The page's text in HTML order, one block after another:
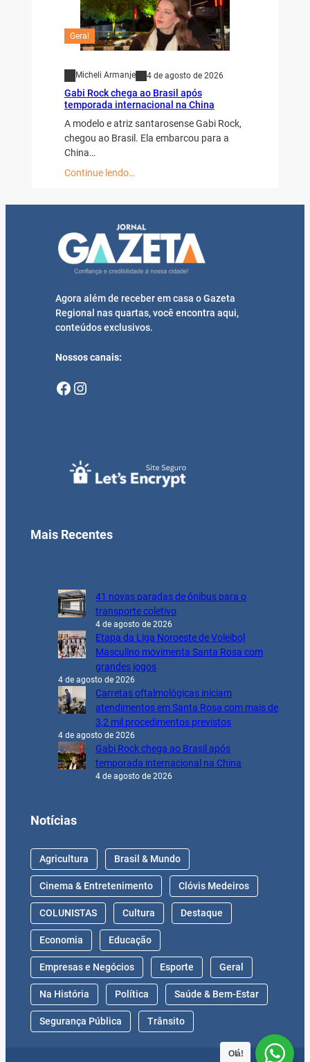
Geral
Micheli Armanje 4 de agosto de 2026
Gabi Rock chega ao Brasil após
temporada internacional na China
A modelo e atriz santarosense Gabi Rock,
chegou ao Brasil. Ela embarcou para a
China…
Continue lendo…
Agora além de receber em casa o Gazeta
Regional nas quartas, você encontra aqui,
conteúdos exclusivos.
Nossos canais:
Facebook Instagram
Mais Recentes
41 novas paradas de ônibus para o
transporte coletivo
4 de agosto de 2026
Etapa da Liga Noroeste de Voleibol
Masculino movimenta Santa Rosa com
grandes jogos
4 de agosto de 2026
Carretas oftalmológicas iniciam
atendimentos em Santa Rosa com mais de
3,2 mil procedimentos previstos
4 de agosto de 2026
Gabi Rock chega ao Brasil após
temporada internacional na China
4 de agosto de 2026
Notícias
Agricultura Brasil & Mundo
Cinema & Entretenimento Clóvis Medeiros
COLUNISTAS Cultura Destaque
Economia Educação
Empresas e Negócios Esporte Geral
Na História Política Saúde & Bem-Estar
Segurança Pública Trânsito
Olá!